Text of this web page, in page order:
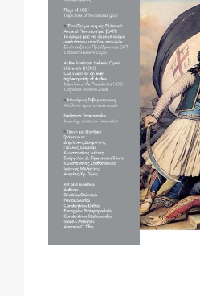
ΜΕΤΑΠΤΥΧΙΑΚΑ
ΔΙΔΑΚΤΟΡΙΚΑ
ΕΚΠΑΙΔΕΥΤΙΚΑ ΙΔΡΥΜΑΤΑ
ΠΟΛΙΤΙΣΤΙΚΟΙ ΦΟΡΕΙΣ